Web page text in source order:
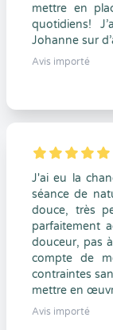
mettre en
quotidiens!
Johanne sur
Avis importé
5
1
5
0
J'ai eu la
séance de
douce, très
parfaitement
douceur, pas
compte de
contraintes
mettre en
Avis importé